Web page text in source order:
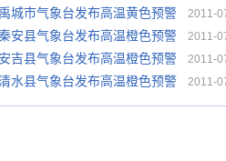
城市气象台发布高温黄色预警 2011-
安县气象台发布高温橙色预警 2011-
吉县气象台发布高温橙色预警 2011-
水县气象台发布高温橙色预警 2011-